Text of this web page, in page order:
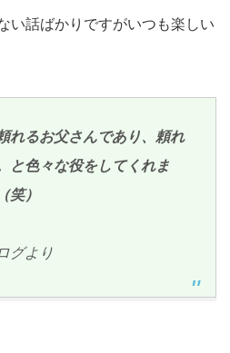
い話ばかりですがいつも楽しい
れるお父さんであり、頼れ
と色々な役をしてくれま
笑）
グより